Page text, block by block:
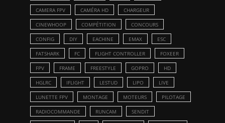
FPV FRAME FREESTYLE GOPRO
HGLRC IFLIGHT LESTUD LIPO LIVE
LUNETTE FPV MONTAGE MOTEURS PILOTAGE
RADIOCOMMANDE RUNCAM SENDIT
STUDIOSPORT TBS TINYWHOOP TOOTHPICK
TUTO VRX VTX WALKSNAIL WHOOP